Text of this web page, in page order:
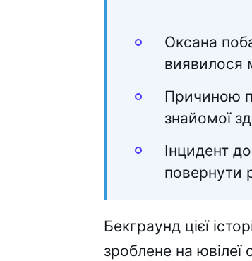
Оксана
виявилося
Причиною
знайомої
Інцидент
повернути
Бекграунд цієї
зроблене на ювілеї